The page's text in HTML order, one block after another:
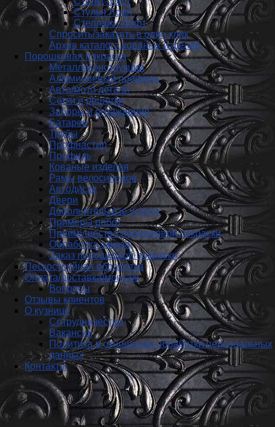
Стулья Лофт
Стеллажи Лофт
Спросить/заказать в один клик
Архив каталога кованых изделий
Порошковая покраска
Металлоконструкции
Алюминиевый профиль
Авто/мото детали
Сетки и решетки
Заборы и ограждения
Батареи
Трубы
Профнастил
Профиль
Кованые изделия
Рамы велосипедов
Автодиски
Двери
Дополнительные услуги
Примеры работ
Преимущества порошковой покраски
Обработка заказа
Заказ порошковой покраски
Пескоструйная обработка
Оплата/доставка/монтаж
Вопросы
Отзывы клиентов
О кузнице
Сотрудничество
Вакансии
Политика в отношении обработки персональных
данных
Контакты